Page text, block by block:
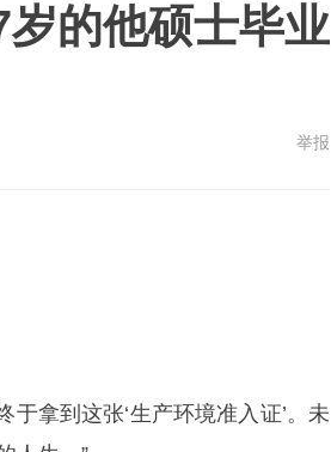
的他硕士毕业
举报
拿到这张‘生产环境准入证’。未